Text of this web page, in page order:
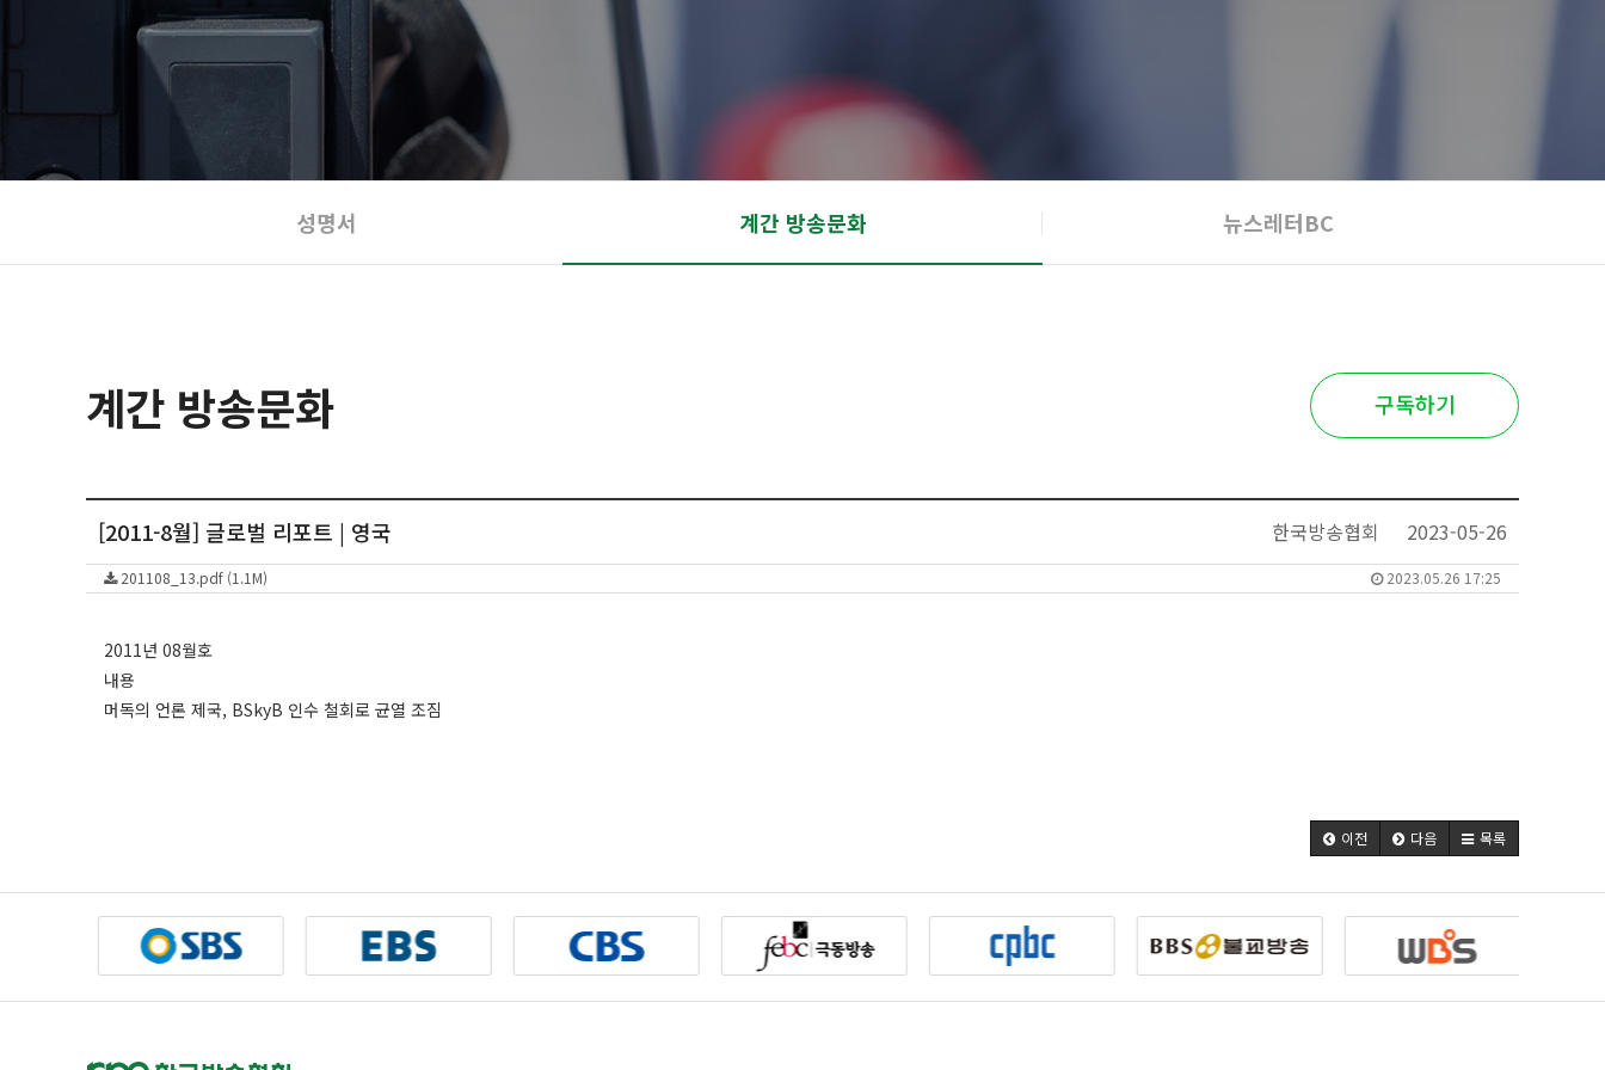
성명서 계간 방송문화 뉴스레터BC
계간 방송문화 구독하기
[2011-8월] 글로벌 리포트 | 영국 한국방송협회 2023-05-26
2023.05.26 17:25
201108_13.pdf (1.1M)
2011년 08월호
내용
머독의 언론 제국, BSkyB 인수 철회로 균열 조짐
이전 다음 목록